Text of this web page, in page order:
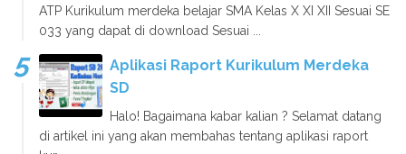
ATP Kurikulum merdeka belajar SMA Kelas X XI XII Sesuai SE
033 yang dapat di download Sesuai ...
Aplikasi Raport Kurikulum Merdeka
SD
Halo! Bagaimana kabar kalian ? Selamat datang
di artikel ini yang akan membahas tentang aplikasi raport